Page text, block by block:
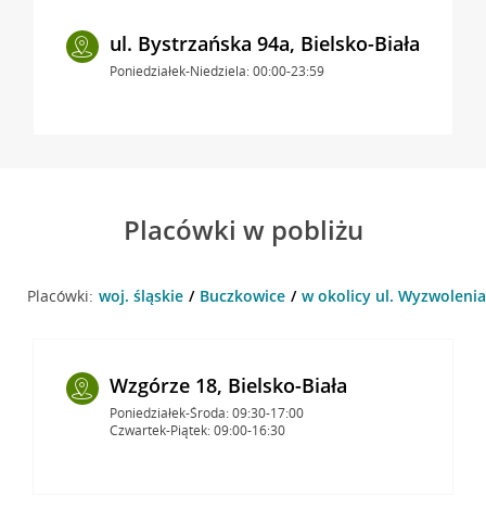
ul. Bystrzańska 94a, Bielsko-Biała
Poniedziałek-Niedziela: 00:00-23:59
Placówki w pobliżu
Placówki: woj. śląskie Buczkowice w okolicy ul.
Wzgórze 18, Bielsko-Biała
Poniedziałek-Środa: 09:30-17:00
Czwartek-Piątek: 09:00-16:30